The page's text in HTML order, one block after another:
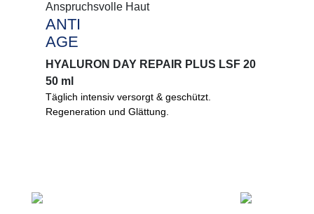
Anspruchsvolle Haut
ANTI
AGE
HYALURON DAY REPAIR PLUS LSF 20
50 ml
Täglich intensiv versorgt & geschützt.
Regeneration und Glättung Ihrer Haut mit
Anspruchsvolle Haut
ANTI
AGE
HYALURON DAY REPAIR PLUS LSF 20
50 ml
Täglich intensiv versorgt & geschützt.
Regeneration und Glättung.